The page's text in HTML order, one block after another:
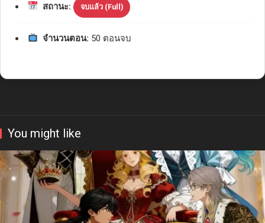
สถานะ: จบแล้ว (Full)
จำนวนตอน: 50 ตอนจบ
You might like